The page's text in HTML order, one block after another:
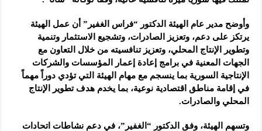
وأوضح مدير عام الهيئة الدكتور “فراس الغفير” أن عمل الهيئة
يرتكز على دعم، وتعزيز الصادرات، وتشجيع الاستثمار وتنمية
وتطوير الإنتاج المحلي، وتعزيز تنافسيته من خلال التعاون مع
الجهات المعنية في برامج إعادة إعمار المؤسسات والشركات
الإنتاجية السورية بما ينسجم مع مهام الهيئة التي تؤدي دوراً مهماً
في إقامة مناطق اقتصادية نوعية، بما يخدم هدف تطوير الإنتاج
المحلي والصادرات.
وتسهم الهيئة، وفق الدكتور “الغفير”، في دعم نشاطات اتحادات